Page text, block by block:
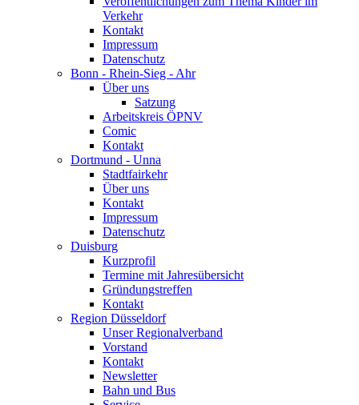
Verkehr
Kontakt
Impressum
Datenschutz
Bonn - Rhein-Sieg - Ahr
Über uns
Satzung
Arbeitskreis ÖPNV
Comic
Kontakt
Dortmund - Unna
Stadtfairkehr
Über uns
Kontakt
Impressum
Datenschutz
Duisburg
Kurzprofil
Termine mit Jahresübersicht
Gründungstreffen
Kontakt
Region Düsseldorf
Unser Regionalverband
Vorstand
Kontakt
Newsletter
Bahn und Bus